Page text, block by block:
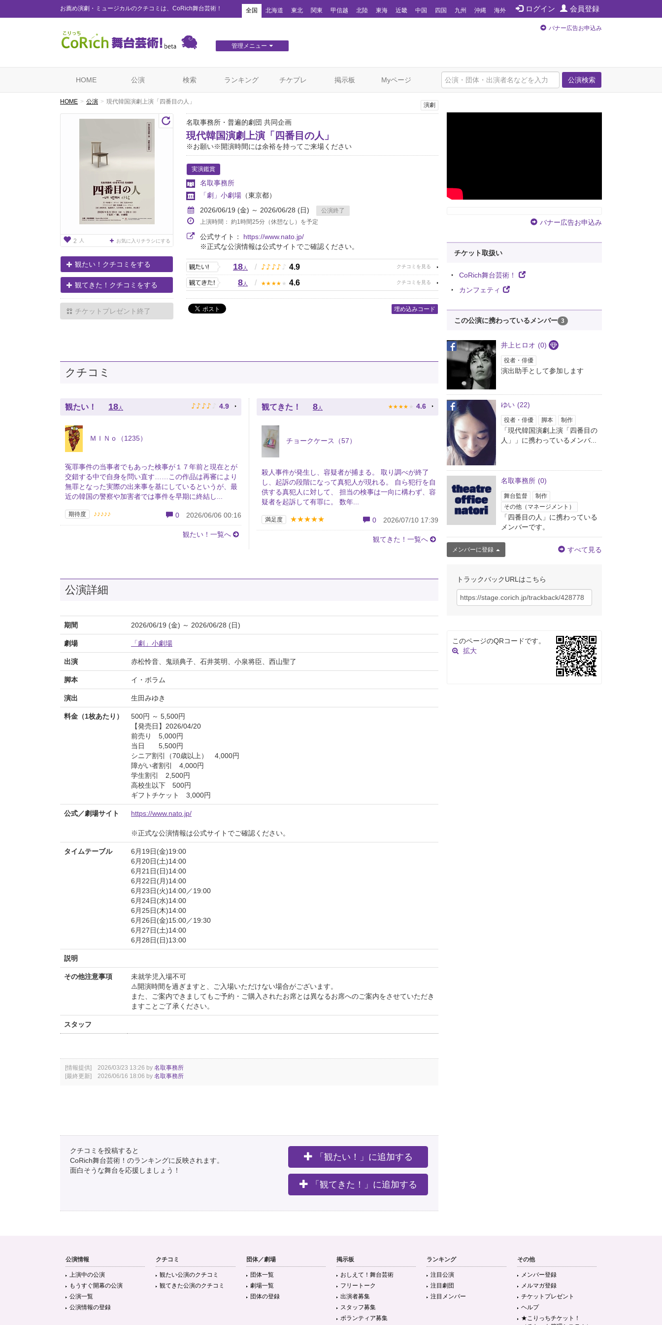
お薦め演劇・ミュージカルのクチコミは、CoRich舞台芸術！ ログイン 会員登録
全国 北海道 東北 関東 甲信越 北陸 東海 近畿 中国 四国 九州 沖縄 海外
管理メニュー
バナー広告お申込み
公演検索
HOME 公演 検索 ランキング チケプレ 掲示板 Myページ
HOME 公演 現代韓国演劇上演「四番目の人」
2 人 お気に入りチラシにする
観たい！クチコミをする
観てきた！クチコミをする
チケットプレゼント終了
演劇
名取事務所・普遍的劇団 共同企画
現代韓国演劇上演「四番目の人」
※お願い※開演時間には余裕を持ってご来場ください
実演鑑賞
名取事務所
「劇」小劇場 （東京都）
2026/06/19 (金) ～ 2026/06/28 (日)
公演終了
上演時間： 約1時間25分（休憩なし）を予定
公式サイト： https://www.nato.jp/
※正式な公演情報は公式サイトでご確認ください。
18人 / ♪ ♪ ♪ ♪ ♪ 4.9
8人 / ★ ★ ★ ★ ★ 4.6
埋め込みコード
クチコミ
観たい！ 18人 ♪ ♪ ♪ ♪ ♪ 4.9
ＭＩＮｏ（1235）
冤罪事件の当事者でもあった検事が１７年前と現在とが
交錯する中で自身を問い直す……この作品は再審により
無罪となった実際の出来事を基にしているというが、最
近の韓国の警察や加害者では事件を早期に終結し...
期待度 ♪♪♪♪♪ 0 2026/06/06 00:16
観たい！一覧へ
観てきた！ 8人 ★ ★ ★ ★ ★ 4.6
チョークケース（57）
殺人事件が発生し、容疑者が捕まる。 取り調べが終了
し、起訴の段階になって真犯人が現れる。 自ら犯行を自
供する真犯人に対して、 担当の検事は一向に構わず、容
疑者を起訴して有罪に。 数年...
満足度 ★★★★★ 0 2026/07/10 17:39
観てきた！一覧へ
公演詳細
期間 2026/06/19 (金) ～ 2026/06/28 (日)
劇場 「劇」小劇場
出演 赤松怜音、鬼頭典子、石井英明、小泉将臣、西山聖了
脚本 イ・ボラム
演出 生田みゆき
料金（1枚あたり）
500円 ～ 5,500円
【発売日】2026/04/20
前売り 5,000円
当日 5,500円
シニア割引（70歳以上） 4,000円
障がい者割引 4,000円
学生割引 2,500円
高校生以下 500円
ギフトチケット 3,000円
公式／劇場サイト https://www.nato.jp/
※正式な公演情報は公式サイトでご確認ください。
タイムテーブル
6月19日(金)19:00
6月20日(土)14:00
6月21日(日)14:00
6月22日(月)14:00
6月23日(火)14:00／19:00
6月24日(水)14:00
6月25日(木)14:00
6月26日(金)15:00／19:30
6月27日(土)14:00
6月28日(日)13:00
説明
その他注意事項
未就学児入場不可
⚠️開演時間を過ぎますと、ご入場いただけない場合がございます。
また、ご案内できましてもご予約・ご購入されたお席とは異なるお席へのご案内をさせていただき
ますことご了承ください。
スタッフ
[情報提供] 2026/03/23 13:26 by 名取事務所
[最終更新] 2026/06/16 18:06 by 名取事務所
クチコミを投稿すると
CoRich舞台芸術！のランキングに反映されます。
面白そうな舞台を応援しましょう！
「観たい！」に追加する
「観てきた！」に追加する
バナー広告お申込み
チケット取扱い
CoRich舞台芸術！
カンフェティ
この公演に携わっているメンバー 3
井上ヒロオ (0)
役者・俳優
演出助手として参加します
ゆい (22)
役者・俳優 脚本 制作
「現代韓国演劇上演「四番目の
人」」に携わっているメンバ...
名取事務所 (0)
舞台監督
制作
その他（マネージメント）
「四番目の人」に携わっている
メンバーです。
メンバーに登録 すべて見る
トラックバックURLはこちら
このページのQRコードです。
拡大
公演情報
上演中の公演
もうすぐ開幕の公演
公演一覧
公演情報の登録
クチコミ
観たい公演のクチコミ
観てきた公演のクチコミ
団体／劇場
団体一覧
劇場一覧
団体の登録
掲示板
おしえて！舞台芸術
フリートーク
出演者募集
スタッフ募集
ボランティア募集
ランキング
注目公演
注目劇団
注目メンバー
その他
メンバー登録
メルマガ登録
チケットプレゼント
ヘルプ
★こりっちチケット！